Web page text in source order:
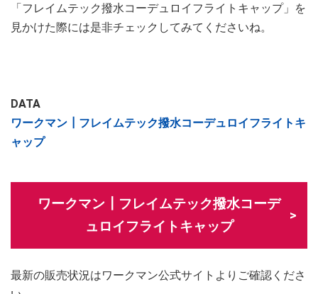
「フレイムテック撥水コーデュロイフライトキャップ」を
見かけた際には是非チェックしてみてくださいね。
DATA
ワークマン┃フレイムテック撥水コーデュロイフライトキ
ャップ
ワークマン┃フレイムテック撥水コーデ
ュロイフライトキャップ
最新の販売状況はワークマン公式サイトよりご確認くださ